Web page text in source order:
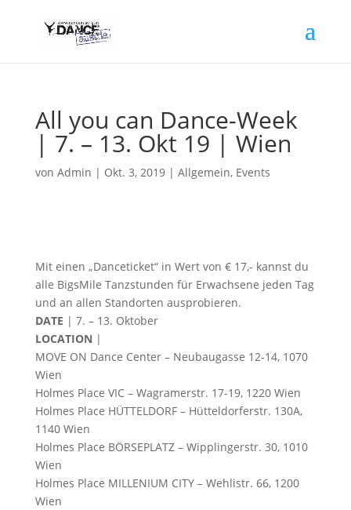
All you can Dance-Week
| 7. – 13. Okt 19 | Wien
von Admin | Okt. 3, 2019| Allgemein, Events
Mit einen „Danceticket“ in Wert von € 17,- kannst du
alle BigsMile Tanzstunden für Erwachsene jeden Tag
und an allen Standorten ausprobieren.
DATE | 7. – 13. Oktober
LOCATION |
MOVE ON Dance Center– Neubaugasse 12-14, 1070
Wien
Holmes Place VIC– Wagramerstr. 17-19, 1220 Wien
Holmes Place HÜTTELDORF– Hütteldorferstr. 130A,
1140 Wien
Holmes Place BÖRSEPLATZ– Wipplingerstr. 30, 1010
Wien
Holmes Place MILLENIUM CITY– Wehlistr. 66, 1200
Wien